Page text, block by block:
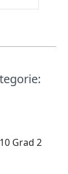
Grad 2